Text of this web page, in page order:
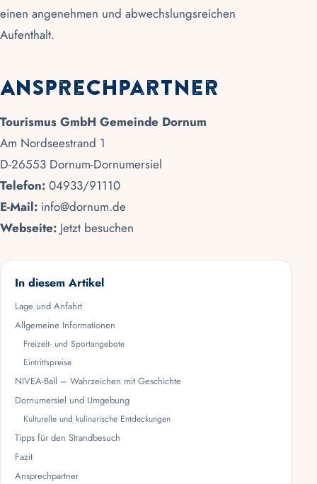
einen angenehmen und abwechslungsreichen
Aufenthalt.
Ansprechpartner
Tourismus GmbH Gemeinde Dornum
Am Nordseestrand 1
D-26553 Dornum-Dornumersiel
Telefon: 04933/91110
E-Mail: info@dornum.de
Webseite: Jetzt besuchen
In diesem Artikel
Lage und Anfahrt
Allgemeine Informationen
Freizeit- und Sportangebote
Eintrittspreise
NIVEA-Ball – Wahrzeichen mit Geschichte
Dornumersiel und Umgebung
Kulturelle und kulinarische Entdeckungen
Tipps für den Strandbesuch
Fazit
Ansprechpartner